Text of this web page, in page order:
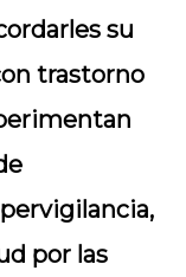
su
trastorno
por las